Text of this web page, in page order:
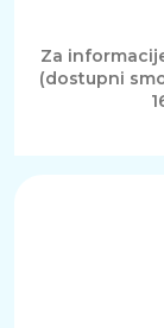
Za
(dostupni